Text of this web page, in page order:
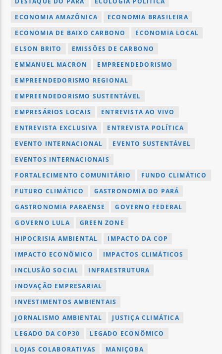
ECONOMIA AMAZÔNICA
ECONOMIA BRASILEIRA
ECONOMIA DE BAIXO CARBONO
ECONOMIA LOCAL
ELSON BRITO
EMISSÕES DE CARBONO
EMMANUEL MACRON
EMPREENDEDORISMO
EMPREENDEDORISMO REGIONAL
EMPREENDEDORISMO SUSTENTÁVEL
EMPRESÁRIOS LOCAIS
ENTREVISTA AO VIVO
ENTREVISTA EXCLUSIVA
ENTREVISTA POLÍTICA
EVENTO INTERNACIONAL
EVENTO SUSTENTÁVEL
EVENTOS INTERNACIONAIS
FORTALECIMENTO COMUNITÁRIO
FUNDO CLIMÁTICO
FUTURO CLIMÁTICO
GASTRONOMIA DO PARÁ
GASTRONOMIA PARAENSE
GOVERNO FEDERAL
GOVERNO LULA
GREEN ZONE
HIPOCRISIA AMBIENTAL
IMPACTO DA COP
IMPACTO ECONÔMICO
IMPACTOS CLIMÁTICOS
INCLUSÃO SOCIAL
INFRAESTRUTURA
INOVAÇÃO EMPRESARIAL
INVESTIMENTOS AMBIENTAIS
JORNALISMO AMBIENTAL
JUSTIÇA CLIMÁTICA
LEGADO DA COP30
LEGADO ECONÔMICO
LOJAS COLABORATIVAS
MANIÇOBA